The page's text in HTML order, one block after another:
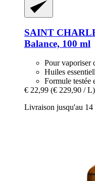
SAINT
Balance, 100 ml
Pour vaporiser
Huiles
Formule testée
€ 22,99 (€ 229,90 / L)
Livraison jusqu'au 14